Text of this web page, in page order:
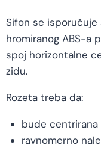
Sifon se
hromiranog ABS-a
spoj horizontalne
zidu.
Rozeta treba da:
bude
ravnomerno